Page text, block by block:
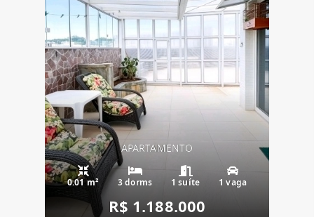
APARTAMENTO
0.01 m² 3 dorms 1 suíte 1 vaga
R$ 1.188.000